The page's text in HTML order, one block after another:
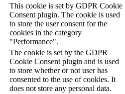
This cookie is set by GDPR Cookie
Consent plugin. The cookie is used
to store the user consent for the
cookies in the category
"Performance".
The cookie is set by the GDPR
Cookie Consent plugin and is used
to store whether or not user has
consented to the use of cookies. It
does not store any personal data.